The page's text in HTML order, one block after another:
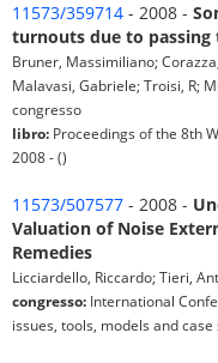
11573/359714 - 2008 -
turnouts due to passing
Bruner, Massimiliano;
Malavasi, Gabriele; Troisi, R;
congresso
libro: Proceedings of the 8th
2008 - ()
11573/507577 - 2008 -
Valuation of Noise
Remedies
Licciardello, Riccardo; Tieri,
congresso: International
issues, tools, models and